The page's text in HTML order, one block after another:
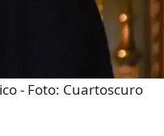
- Foto: Cuartoscuro